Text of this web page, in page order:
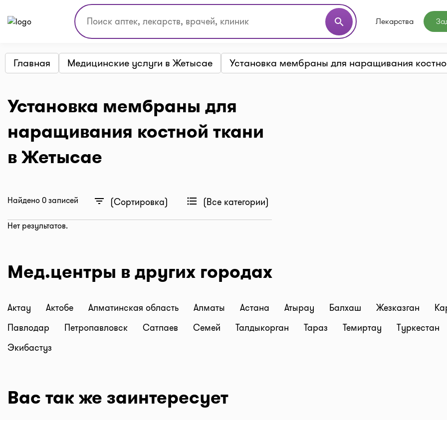
search Лекарства
Главная Медицинские услуги в Жетысае Установка мембраны для наращивания
Установка мембраны для
наращивания костной ткани
в Жетысае
Найдено 0 записей filter_list (Сортировка) format_list_bulleted (Все категории)
Нет результатов.
Мед.центры в других городах
Актау Актобе Алматинская область Алматы Астана Атырау Балхаш Жезказган
Павлодар
Петропавловск Сатпаев Семей Талдыкорган Тараз Темиртау Туркестан
Экибастуз
Вас так же заинтересует